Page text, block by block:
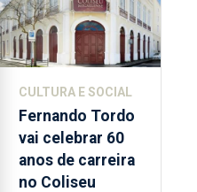
CULTURA E SOCIAL
Fernando Tordo
vai celebrar 60
anos de carreira
no Coliseu